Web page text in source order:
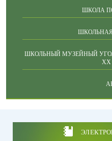
ШКОЛА
ШКОЛЬНЫЙ МУЗЕЙНЫЙ
ХХ